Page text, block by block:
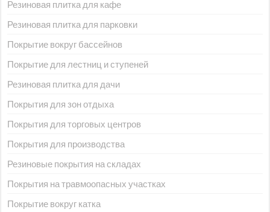
Резиновая плитка для кафе
Резиновая плитка для парковки
Покрытие вокруг бассейнов
Покрытие для лестниц и ступеней
Резиновая плитка для дачи
Покрытия для зон отдыха
Покрытия для торговых центров
Покрытия для производства
Резиновые покрытия на складах
Покрытия на травмоопасных участках
Покрытие вокруг катка